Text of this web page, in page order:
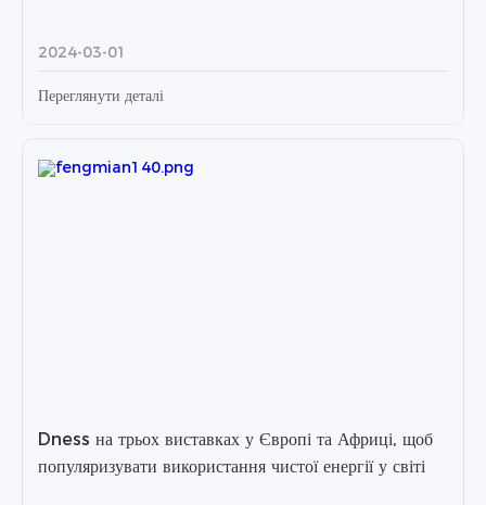
2024-03-01
Переглянути деталі
Dness на трьох виставках у Європі та Африці, щоб
популяризувати використання чистої енергії у світі